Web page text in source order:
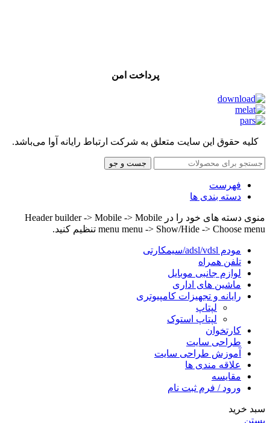
پرداخت امن
کلیه حقوق این سایت متعلق به شرکت ارتباط رایانه آوا می‌باشد.
جست و جو
فهرست
دسته بندی ها
منوی دسته های خود را در Header builder -> Mobile -> Mobile
menu menu -> Show/Hide -> Choose menu تنظیم کنید.
مودم adsl/vdsl/سیمکارتی
تلفن همراه
لوازم جانبی موبایل
ماشین های اداری
رایانه و تجهیزات کامپیوتری
لپتاپ
لپتاپ استوک
کارتخوان
طراحی سایت
آموزش طراحی سایت
علاقه مندی ها
مقایسه
ورود / فرم ثبت نام
سبد خرید
بستن